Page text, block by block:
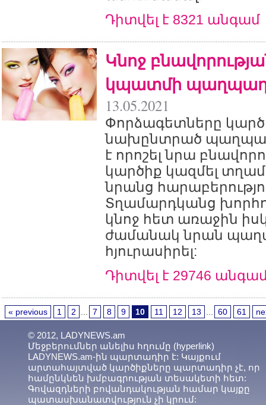
Դիտվել է 8321 անգամ
Կնոջ
կպատմի
13.05.2021
Փորձագետները
նախընտրած
է որոշել նրա
կարծիք կազմել
նրանց
Տղամարդկանց
կնոջ հետ առաջին
ժամանակ նրան
հյուրասիրել:
Դիտվել է 29746
« previous 1 2 7 8 9 10 11 12 13 60 61
© 2012, LADYNEWS.am
Մեջբերումներ անելիս հղումը (hyperlink)
LADYNEWS.am-ին պարտադիր է: Կայքում
արտահայտված կարծիքները պարտադիր չէ, որ
համընկնեն խմբագրության տեսակետի հետ:
Գովազդների բովանդակության համար կայքը
պատասխանատվություն չի կրում: